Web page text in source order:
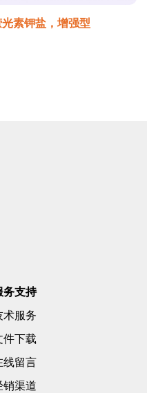
素钾盐，增强型
务支持
术服务
件下载
线留言
销渠道